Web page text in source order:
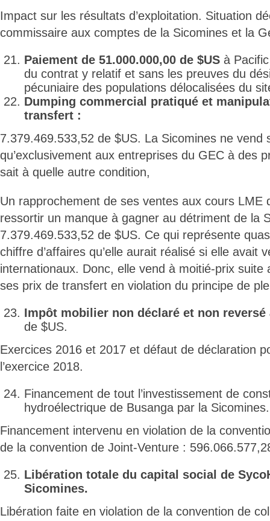
Impact sur les résultats d’exploitation. Situation
commissaire aux comptes de la Sicomines et la
Paiement de 51.000.000,00 de $US à
du contrat y relatif et sans les preuves du
pécuniaire des populations délocalisées du
Dumping commercial pratiqué et
transfert :
7.379.469.533,52 de $US. La Sicomines ne vend
qu’exclusivement aux entreprises du GEC à des
sait à quelle autre condition,
Un rapprochement de ses ventes aux cours LME
ressortir un manque à gagner au détriment de la
7.379.469.533,52 de $US. Ce qui représente
chiffre d’affaires qu’elle aurait réalisé si elle avait
internationaux. Donc, elle vend à moitié-prix suite
ses prix de transfert en violation du principe de
Impôt mobilier non déclaré et non
de $US.
Exercices 2016 et 2017 et défaut de déclaration
l’exercice 2018.
Financement de tout l’investissement de
hydroélectrique de Busanga par la Sicomines.
Financement intervenu en violation de la
de la convention de Joint-Venture :
Libération totale du capital social de
Sicomines.
Libération faite en violation de la convention de